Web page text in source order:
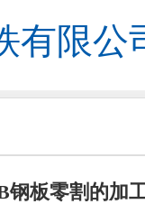
有限公
钢板零割的加